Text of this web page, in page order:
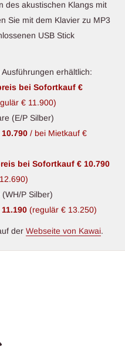
des akustischen Klangs mit
Sie mit dem Klavier zu MP3
USB Stick
erhältlich:
bei Sofortkauf €
€ 11.900)
(E/P Silber)
/ bei Mietkauf €
bei Sofortkauf € 10.790
P Silber)
(regulär € 13.250)
der Webseite von Kawai.